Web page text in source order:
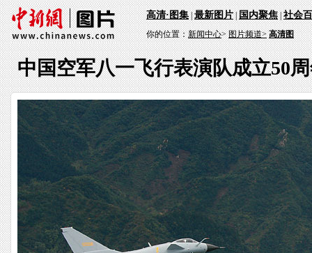
高清·图集|最新图片|国内聚焦|社会
你的位置：新闻中心>图片频道> 高清图
中国空军八一飞行表演队成立50